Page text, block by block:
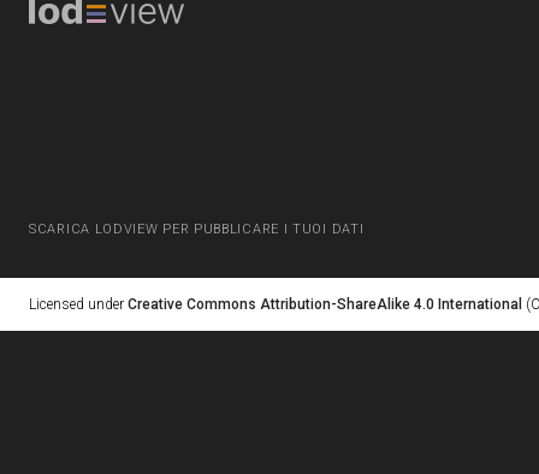
SCARICA LODVIEW PER PUBBLICARE I TUOI DATI
Licensed under Creative Commons Attribution-ShareAlike 4.0 International